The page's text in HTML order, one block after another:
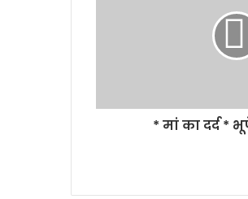
* मां का दर्द *